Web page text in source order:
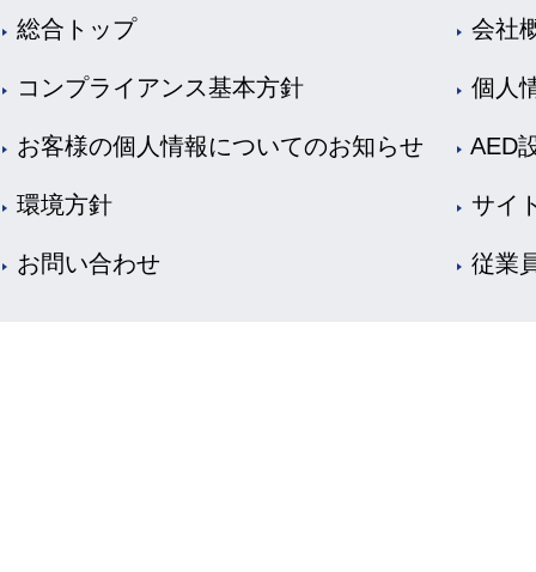
総合トップ 会社
コンプライアンス基本方針 個人
お客様の個人情報についてのお知らせ AED
環境方針 サイ
お問い合わせ 従業